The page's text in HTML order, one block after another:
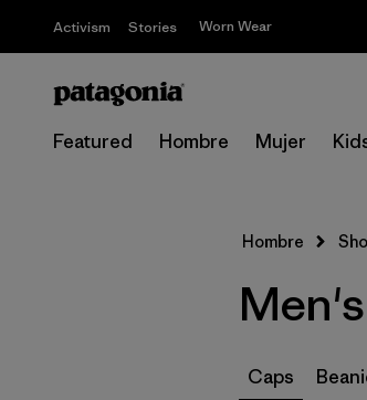
Activism Stories Worn Wear
Featured Hombre Mujer
Hombre
Caps